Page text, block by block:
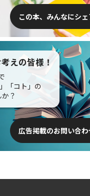
この本、みんなにシ
えの皆様！
「コト」の
？
広告掲載のお問い合